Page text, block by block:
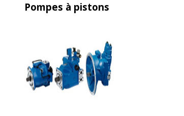
Pompes à pistons